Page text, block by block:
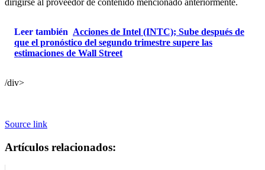
dirigirse al proveedor de contenido mencionado anteriormente.
Leer también Acciones de Intel (INTC); Sube después de
que el pronóstico del segundo trimestre supere las
estimaciones de Wall Street
/div>
Source link
Artículos relacionados: